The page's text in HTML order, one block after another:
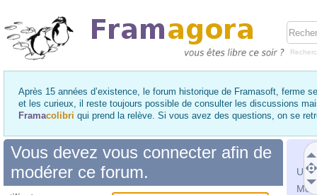
Après 15 années d’existence, le forum historique de Framasoft, ferme
et les curieux, il reste toujours possible de consulter les discussions
Framacolibri qui prend la relève. Si vous avez des questions, on se
Mot
Vous devez vous connecter afin de
modérer ce forum.